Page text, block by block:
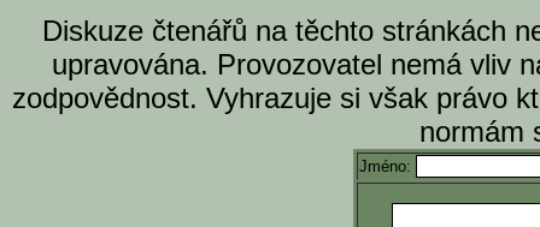
Diskuze čtenářů na těchto stránkách
upravována. Provozovatel nemá vliv
zodpovědnost. Vyhrazuje si však právo
normám
Jméno: